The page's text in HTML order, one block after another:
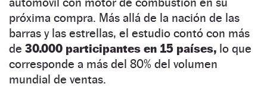
próxima compra. Más allá de la nación de las
barras y las estrellas, el estudio contó con más
de 30.000 participantes en 15 países, lo que
corresponde a más del 80% del volumen
mundial de ventas.